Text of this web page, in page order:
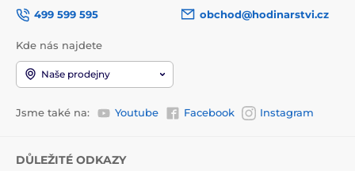
499 599 595
obchod@hodinarstvi.cz
Kde nás najdete
Naše prodejny
Jsme také na: Youtube Facebook Instagram
DŮLEŽITÉ ODKAZY